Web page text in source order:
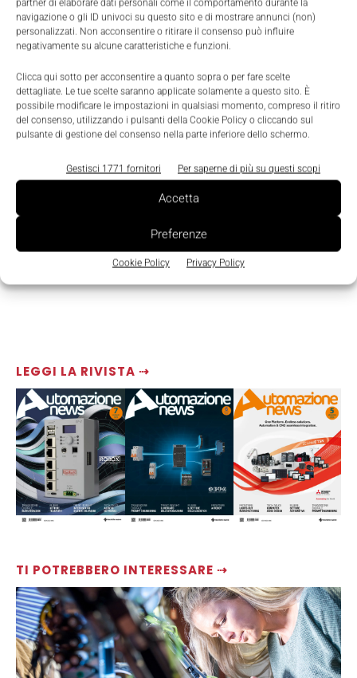
partner di elaborare dati personali come il comportamento durante la
navigazione o gli ID univoci su questo sito e di mostrare annunci (non)
personalizzati. Non acconsentire o ritirare il consenso può influire
negativamente su alcune caratteristiche e funzioni.
Clicca qui sotto per acconsentire a quanto sopra o per fare scelte
dettagliate. Le tue scelte saranno applicate solamente a questo sito. È
possibile modificare le impostazioni in qualsiasi momento, compreso il ritiro
del consenso, utilizzando i pulsanti della Cookie Policy o cliccando sul
pulsante di gestione del consenso nella parte inferiore dello schermo.
Gestisci 1771 fornitori Per saperne di più su questi scopi
Accetta
Preferenze
Cookie Policy Privacy Policy
LEGGI LA RIVISTA ⇢
TI POTREBBERO INTERESSARE ⇢
multi-media ad alta definizione 5.1 audio e video
(Lvds).